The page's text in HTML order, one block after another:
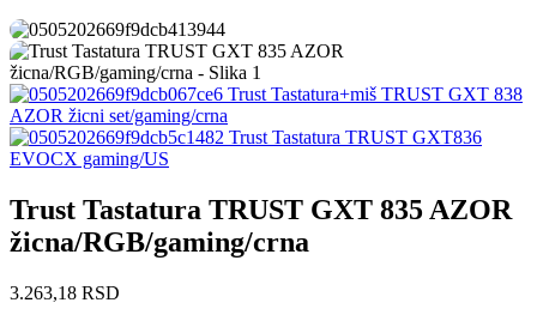
Trust Tastatura+miš TRUST GXT 838
AZOR žicni set/gaming/crna
Trust Tastatura TRUST GXT836
EVOCX gaming/US
Trust Tastatura TRUST GXT 835 AZOR
žicna/RGB/gaming/crna
3.263,18 RSD